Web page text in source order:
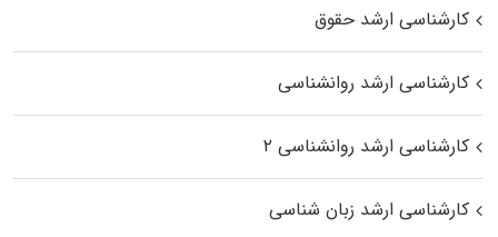
کارشناسی ارشد حقوق
کارشناسی ارشد روانشناسی
کارشناسی ارشد روانشناسی ۲
کارشناسی ارشد زبان شناسی